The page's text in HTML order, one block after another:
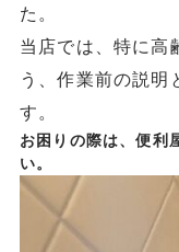
た。
当店では、特に高
う、作業前の説明
す。
お困りの際は、便利
い。